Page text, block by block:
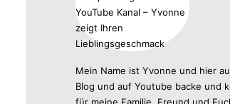
Mein Name ist Yvonne und hier
Blog und auf Youtube backe und
für meine Familie, Freund und